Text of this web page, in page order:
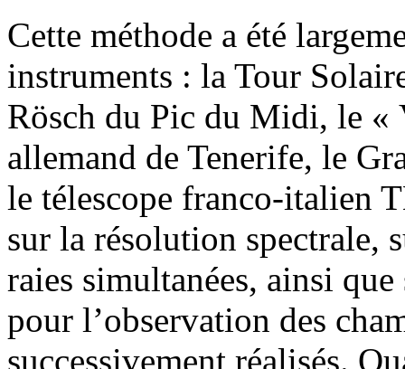
Cette méthode a été
instruments : la Tour
Rösch du Pic du Midi, le «
allemand de Tenerife, le
le télescope franco-italien
sur la résolution spectrale,
raies simultanées, ainsi
pour l’observation des
successivement réalisés.